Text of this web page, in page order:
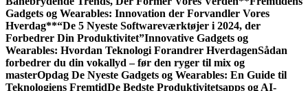
Gadgets og Wearables: Innovation der Forvandler Vores
Hverdag**“De 5 Nyeste Softwareværktøjer i 2024, der
Forbedrer Din Produktivitet”Innovative Gadgets og
Wearables: Hvordan Teknologi Forandrer HverdagenSådan
forbedrer du din vokallyd – før den ryger til mix og
masterOpdag De Nyeste Gadgets og Wearables: En Guide til
Teknologiens FremtidDe Bedste Produktivitetsapps og AI-